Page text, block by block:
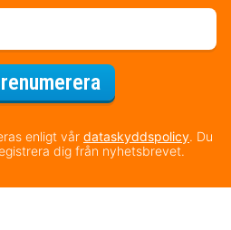
enligt vår dataskyddspolicy. Du
dig från nyhetsbrevet.